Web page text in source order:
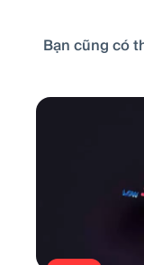
Bạn cũng có